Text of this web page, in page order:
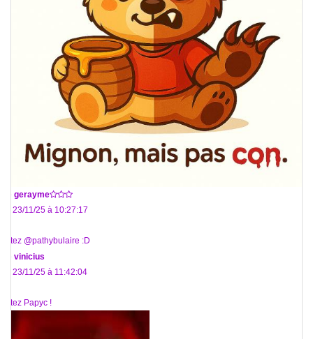
gerayme
Le 23/11/25 à 10:27:17
Votez @pathybulaire :D
vinicius
Le 23/11/25 à 11:42:04
Votez Papyc !